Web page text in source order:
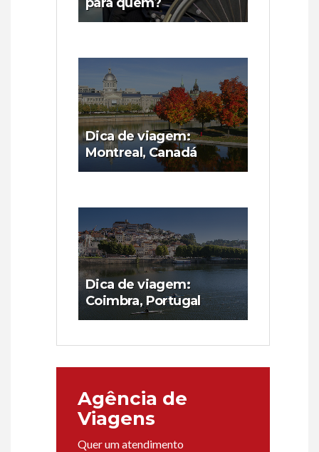
Dica de viagem:
Montreal, Canadá
Dica de viagem:
Coimbra, Portugal
Agência de
Viagens
Quer um atendimento